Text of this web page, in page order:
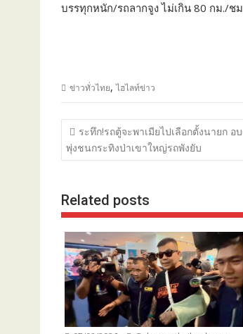
บรรทุกหนัก/รถลากจูง ไม่เกิน 80 กม./ช
ข่าวทั่วไทย,ไฮไลท์ข่าว
แนะแนว
เรื่อง
ระทึก!รถตู้จะพาเมียไปเลือกตั้งนายก อ
พุ่งชนกระทิงป่าเขาใหญ่รถพังยับ
Related posts